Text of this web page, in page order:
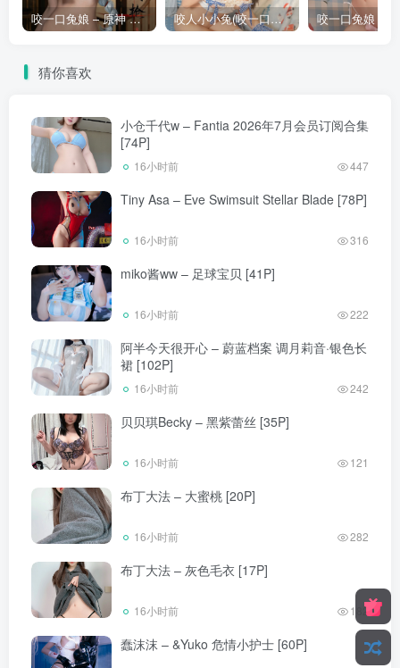
咬一口兔娘 – 原神 申鹤 [73P] 咬人小小兔(咬一口兔娘) – 3月月票特典『蓝天之恋』&小鹿乱撞 [42P]
猜你喜欢
小仓千代w – Fantia 2026年7月会员订阅合集
[74P]
16小时前 447
Tiny Asa – Eve Swimsuit Stellar Blade [78P]
16小时前 316
miko酱ww – 足球宝贝 [41P]
16小时前 222
阿半今天很开心 – 蔚蓝档案 调月莉音·银色长
裙 [102P]
16小时前 242
贝贝琪Becky – 黑紫蕾丝 [35P]
16小时前 121
布丁大法 – 大蜜桃 [20P]
16小时前 282
布丁大法 – 灰色毛衣 [17P]
16小时前 182
蠢沫沫 – &Yuko 危情小护士 [60P]